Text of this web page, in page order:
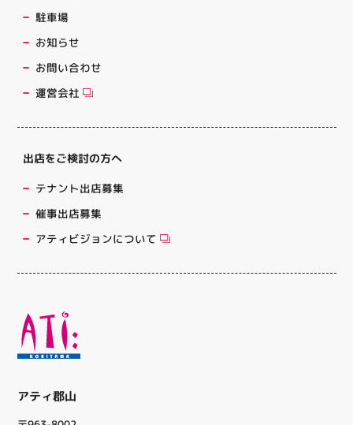
アティ郡山
駐車場
お知らせ
お問い合わせ
運営会社
出店をご検討の方へ
テナント出店募集
催事出店募集
アティビジョンについて